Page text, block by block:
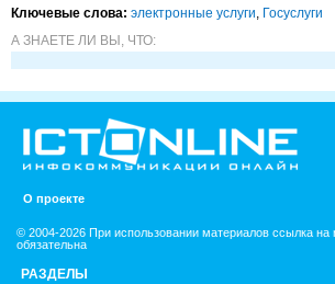
Ключевые слова: электронные услуги, Госуслуги
А ЗНАЕТЕ ЛИ ВЫ, ЧТО:
О проекте
© 2004-2026 При использовании материалов ссылка на
обязательна
РАЗДЕЛЫ